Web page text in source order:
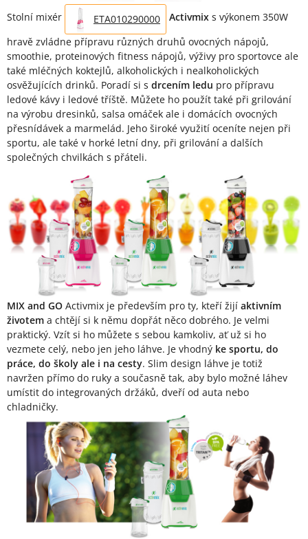
Stolní mixér ETA010290000 Activmix s výkonem 350W
hravě zvládne přípravu různých druhů ovocných nápojů,
smoothie, proteinových fitness nápojů, výživy pro sportovce ale
také mléčných koktejlů, alkoholických i nealkoholických
osvěžujících drinků. Poradí si s drcením ledu pro přípravu
ledové kávy i ledové tříště. Můžete ho použít také při grilování
na výrobu dresinků, salsa omáček ale i domácích ovocných
přesnídávek a marmelád. Jeho široké využití oceníte nejen při
sportu, ale také v horké letní dny, při grilování a dalších
společných chvilkách s přáteli.
MIX and GO Activmix je především pro ty, kteří žijí aktivním
životem a chtějí si k němu dopřát něco dobrého. Je velmi
praktický. Vzít si ho můžete s sebou kamkoliv, ať už si ho
vezmete celý, nebo jen jeho láhve. Je vhodný ke sportu, do
práce, do školy ale i na cesty. Slim design láhve je totiž
navržen přímo do ruky a současně tak, aby bylo možné láhev
umístit do integrovaných držáků, dveří od auta nebo
chladničky.